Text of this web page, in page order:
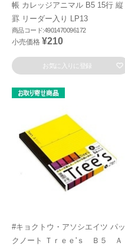
帳 カレッジアニマル B5 15行 縦
罫 リーダー入り LP13
商品コード:4901470096172
小売価格 ¥210
お気に入りに登録
#キョクトウ・アソシエイツ パッ
クノート Ｔｒｅｅ'ｓ Ｂ５ Ａ